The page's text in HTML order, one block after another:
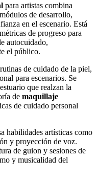
para artistas combina
de desarrollo,
en el escenario. Está
de progreso para
autocuidado,
el público.
de cuidado de la piel,
para escenarios. Se
que realzan la
de maquillaje
de cuidado personal
habilidades artísticas como
y proyección de voz.
de guion y sesiones de
y musicalidad del